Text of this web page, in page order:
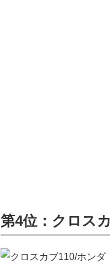
第4位：クロス